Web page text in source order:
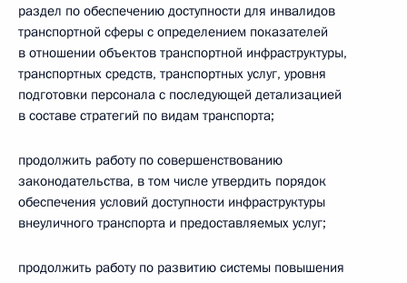
раздел по обеспечению доступности для инвалидов
транспортной сферы с определением показателей
в отношении объектов транспортной инфраструктуры,
транспортных средств, транспортных услуг, уровня
подготовки персонала с последующей детализацией
в составе стратегий по видам транспорта;
продолжить работу по совершенствованию
законодательства, в том числе утвердить порядок
обеспечения условий доступности инфраструктуры
внеуличного транспорта и предоставляемых услуг;
продолжить работу по развитию системы повышения